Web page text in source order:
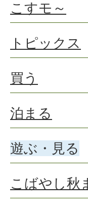
こすモ～
トピックス
買う
泊まる
遊ぶ・見る
こばやし秋